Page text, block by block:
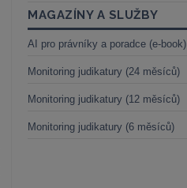
MAGAZÍNY A SLUŽBY
AI pro právníky a poradce (e-book)
Monitoring judikatury (24 měsíců)
Monitoring judikatury (12 měsíců)
Monitoring judikatury (6 měsíců)